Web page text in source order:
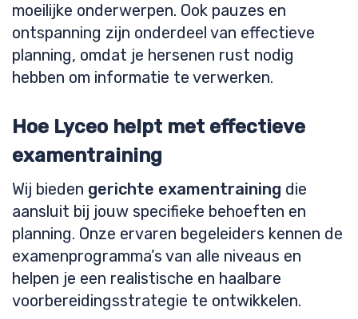
moeilijke onderwerpen. Ook pauzes en
ontspanning zijn onderdeel van effectieve
planning, omdat je hersenen rust nodig
hebben om informatie te verwerken.
Hoe Lyceo helpt met effectieve
examentraining
Wij bieden gerichte examentraining die
aansluit bij jouw specifieke behoeften en
planning. Onze ervaren begeleiders kennen de
examenprogramma’s van alle niveaus en
helpen je een realistische en haalbare
voorbereidingsstrategie te ontwikkelen.